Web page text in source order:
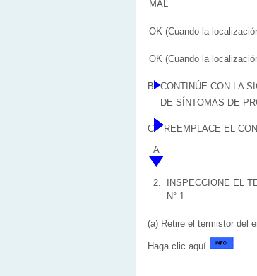
MAL
OK (Cuando la
OK (Cuando la
B
CONTINÚE CON LA
DE SÍNTOMAS DE
C
REEMPLACE EL
A
2.
INSPECCIONE EL
N° 1
(a) Retire el termistor del
Haga clic aquí